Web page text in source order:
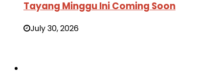
Tayang Minggu Ini Coming Soon
July 30, 2026